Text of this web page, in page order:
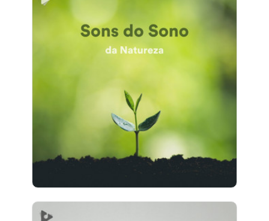
Sons do Sono da Natureza
Jogar
7 seguidores